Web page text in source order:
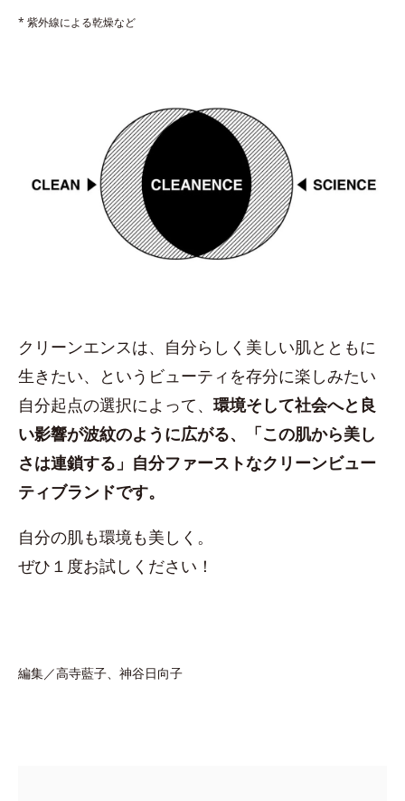
* 紫外線による乾燥など
クリーンエンスは、自分らしく美しい肌とともに
生きたい、というビューティを存分に楽しみたい
自分起点の選択によって、 環境そして社会へと良
い影響が波紋のように広がる、「この肌から美し
さは連鎖する」自分ファーストなクリーンビュー
ティブランドです。
自分の肌も環境も美しく。
ぜひ１度お試しください！
編集／高寺藍子、神谷日向子